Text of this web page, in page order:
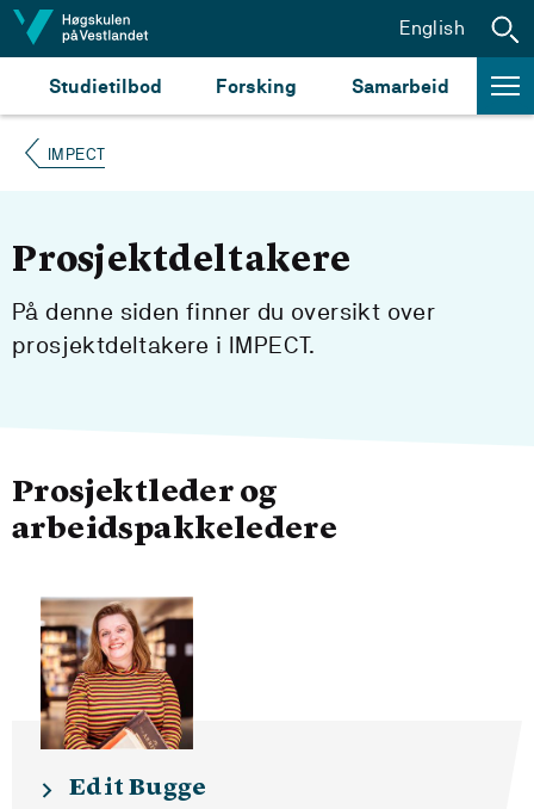
Hopp til innhald
Studietilbod Forsking Samarbeid
English
IMPECT
Prosjektdeltakere
På denne siden finner du oversikt over
prosjektdeltakere i IMPECT.
Prosjektleder og
arbeidspakkeledere
Edit Bugge